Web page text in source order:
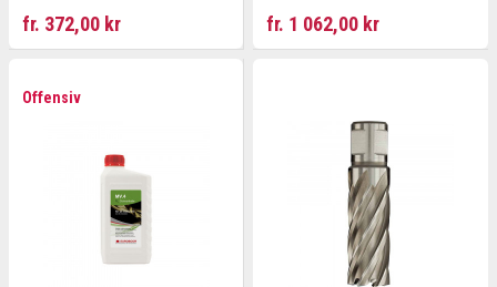
fr. 372,00 kr fr. 1 062,00 kr
Offensiv